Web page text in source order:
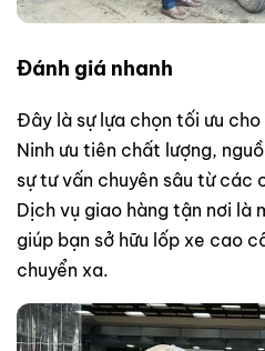
Đánh giá nhanh
Đây là sự lựa chọn tối ưu
Ninh ưu tiên chất lượng,
sự tư vấn chuyên sâu từ các
Dịch vụ giao hàng tận nơi là
giúp bạn sở hữu lốp xe cao
chuyển xa.